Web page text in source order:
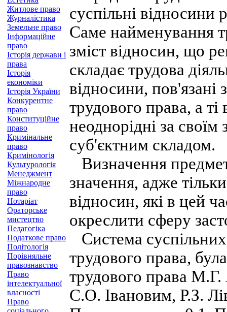
Житлове право
Журналістика
Земельне право
Інформаційне
право
Історія держави і
права
Історія
економіки
Історія України
Конкурентне
право
Конституційне
право
Кримінальне
право
Кримінологія
Культурологія
Менеджмент
Міжнародне
право
Нотаріат
Ораторське
мистецтво
Педагогіка
Податкове право
Політологія
Порівняльне
правознавство
Право
інтелектуальної
власності
Право
суспільні
Саме найменування
зміст відносин, що
складає трудова
відносини, пов'язані
трудового права, а
неоднорідні за
суб'єктним складом.
Визначення
значення, адже
відносин, які в цей
окреслити сферу
Система
трудового права,
трудового права
С.О. Івановим, Р.З.